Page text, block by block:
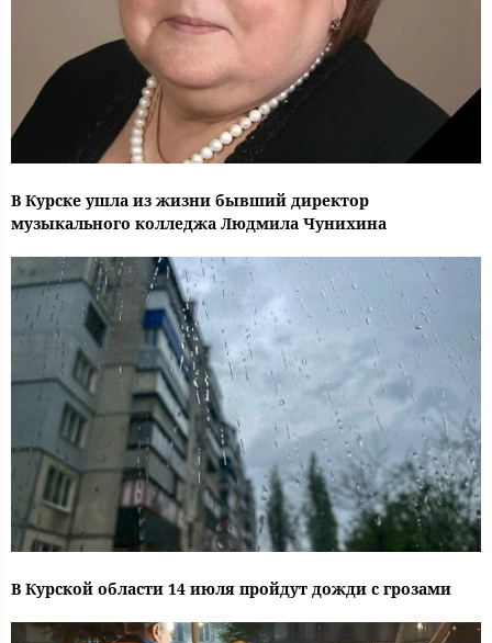
В Курске ушла из жизни бывший директор
музыкального колледжа Людмила Чунихина
В Курской области 14 июля пройдут дожди с грозами